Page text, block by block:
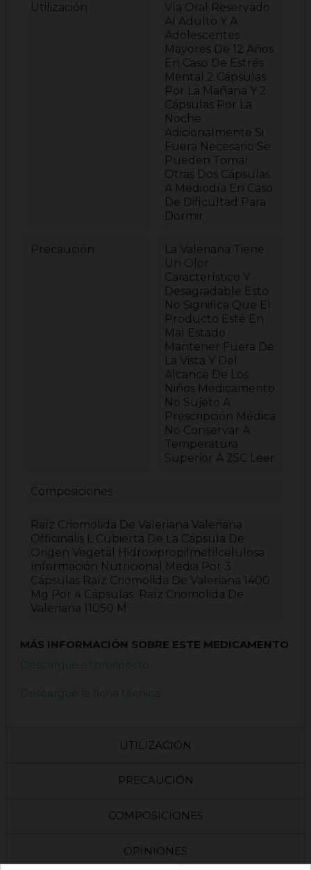
Utilización
Vía Oral Reservado
Al Adulto Y A
Adolescentes
Mayores De 12 Años
En Caso De Estrés
Mental 2 Cápsulas
Por La Mañana Y 2
Cápsulas Por La
Noche
Adicionalmente Si
Fuera Necesario Se
Pueden Tomar
Otras Dos Cápsulas
A Mediodía En Caso
De Dificultad Para
Dormir
Precaución
La Valeriana Tiene
Un Olor
Característico Y
Desagradable Esto
No Significa Que El
Producto Esté En
Mal Estado
Mantener Fuera De
La Vista Y Del
Alcance De Los
Niños Medicamento
No Sujeto A
Prescripción Médica
No Conservar A
Temperatura
Superior A 25C Leer
Composiciones
Raíz Criomolida De Valeriana Valeriana
Officinalis L Cubierta De La Cápsula De
Origen Vegetal Hidroxipropilmetilcelulosa
Información Nutricional Media Por 3
Cápsulas Raíz Criomolida De Valeriana 1400
Mg Por 4 Cápsulas Raíz Criomolida De
Valeriana 11050 M
MÁS INFORMACIÓN SOBRE ESTE MEDICAMENTO
Descargue el prospecto
Descargue la ficha técnica
UTILIZACIÓN
PRECAUCIÓN
COMPOSICIONES
OPINIONES